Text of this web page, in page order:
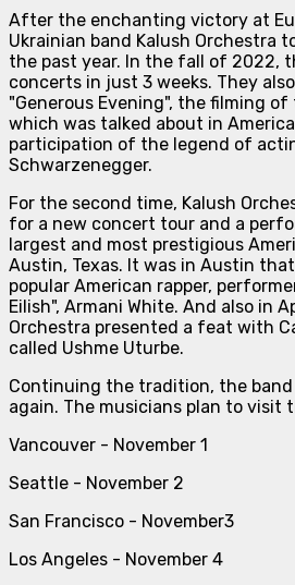
After the enchanting victory at
Ukrainian band Kalush Orchestra
the past year. In the fall of 2022,
concerts in just 3 weeks. They
"Generous Evening", the filming
which was talked about in
participation of the legend of
Schwarzenegger.
For the second time, Kalush
for a new concert tour and a
largest and most prestigious
Austin, Texas. It was in Austin
popular American rapper,
Eilish", Armani White. And also in
Orchestra presented a feat with
called Ushme Uturbe.
Continuing the tradition, the
again. The musicians plan to visit
Vancouver - November 1
Seattle - November 2
San Francisco - November3
Los Angeles - November 4